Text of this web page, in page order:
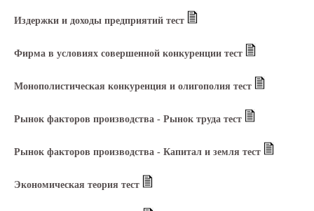
Издержки и доходы предприятий тест
Фирма в условиях совершенной конкуренции тест
Монополистическая конкуренция и олигополия тест
Рынок факторов производства - Рынок труда тест
Рынок факторов производства - Капитал и земля тест
Экономическая теория тест